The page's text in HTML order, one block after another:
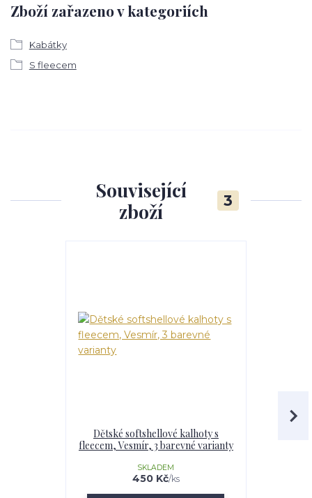
Zboží zařazeno v kategoriích
Kabátky
S fleecem
Související
zboží
3
Dětské softshellové kalhoty s
fleecem, Vesmír, 3 barevné varianty
450 Kč/ks
SKLADEM